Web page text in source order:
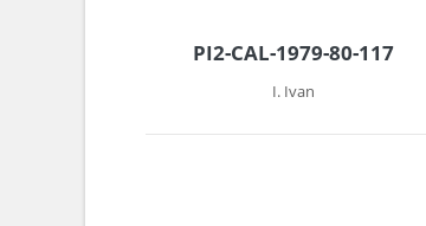
PI2-CAL-1979-80-117
I. Ivan